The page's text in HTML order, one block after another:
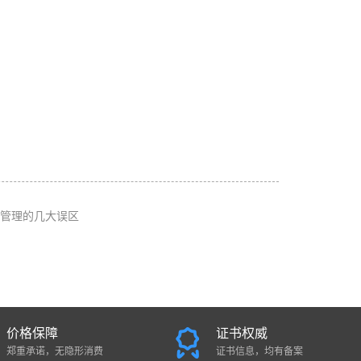
理的几大误区
价格保障
郑重承诺，无隐形消费
证书权威
证书信息，均有备案